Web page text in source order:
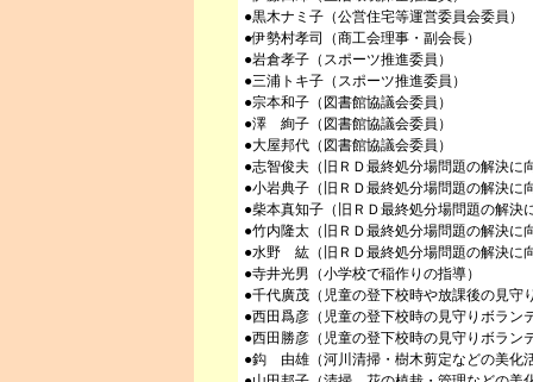
●黒木ナミ子（公営住宅等運営委員会委員）
●伊勢村孝司（商工会理事・副会長）
●岩倉孝子（スポーツ推進委員）
●三浦トキ子（スポーツ推進委員）
●宗本和子（図書館協議会委員）
●澤 絢子（図書館協議会委員）
●大屋邦代（図書館協議会委員）
●志智俊夫（旧ＲＤ最終処分場問題の解決に
●小岩典子（旧ＲＤ最終処分場問題の解決に
●柴本真知子（旧ＲＤ最終処分場問題の解決
●竹内隆太（旧ＲＤ最終処分場問題の解決に
●水野 紘（旧ＲＤ最終処分場問題の解決に
●寺井光男（小学校で稲作りの指導）
●千代廣茂（児童の登下校時や放課後の見守
●西田爲彦（児童の登下校時の見守りボラン
●西田勝彦（児童の登下校時の見守りボラン
●鈎 由雄（河川清掃・樹木剪定などの美化